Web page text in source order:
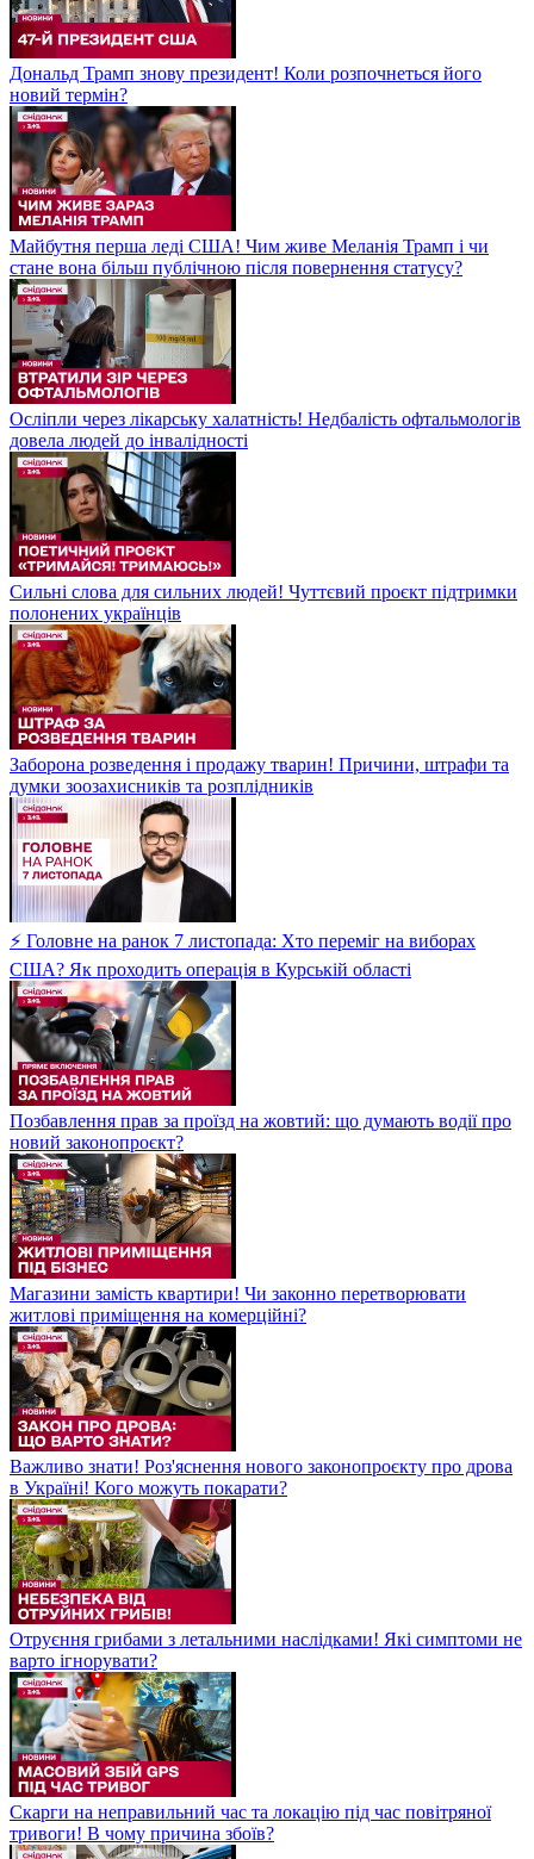
Дональд Трамп знову президент! Коли розпочнеться його
новий термін?
Майбутня перша леді США! Чим живе Меланія Трамп і чи
стане вона більш публічною після повернення статусу?
Осліпли через лікарську халатність! Недбалість офтальмологів
довела людей до інвалідності
Сильні слова для сильних людей! Чуттєвий проєкт підтримки
полонених українців
Заборона розведення і продажу тварин! Причини, штрафи та
думки зоозахисників та розплідників
⚡ Головне на ранок 7 листопада: Хто переміг на виборах
США? Як проходить операція в Курській області
Позбавлення прав за проїзд на жовтий: що думають водії про
новий законопроєкт?
Магазини замість квартири! Чи законно перетворювати
житлові приміщення на комерційні?
Важливо знати! Роз'яснення нового законопроєкту про дрова
в Україні! Кого можуть покарати?
Отруєння грибами з летальними наслідками! Які симптоми не
варто ігнорувати?
Скарги на неправильний час та локацію під час повітряної
тривоги! В чому причина збоїв?